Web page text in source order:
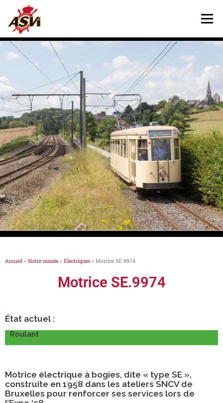
Menu
NOUS VISITER NOTRE MUSÉE
NOUS AIDER CONTACT
Accueil » Notre musée » Électriques » Motrice SE.9974
Motrice SE.9974
État actuel :
Roulant
Motrice électrique à bogies, dite « type SE »,
construite en 1958 dans les ateliers SNCV de
Bruxelles pour renforcer ses services lors de